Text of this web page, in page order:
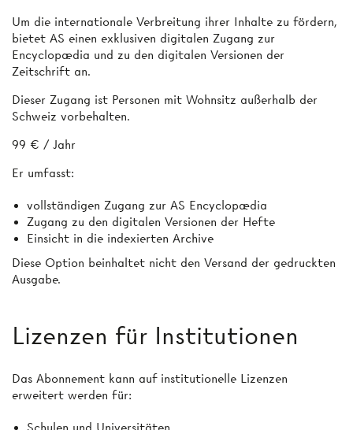
Um die internationale Verbreitung ihrer Inhalte zu fördern,
bietet AS einen exklusiven digitalen Zugang zur
Encyclopædia und zu den digitalen Versionen der
Zeitschrift an.
Dieser Zugang ist Personen mit Wohnsitz außerhalb der
Schweiz vorbehalten.
99 € / Jahr
Er umfasst:
vollständigen Zugang zur AS Encyclopædia
Zugang zu den digitalen Versionen der Hefte
Einsicht in die indexierten Archive
Diese Option beinhaltet nicht den Versand der gedruckten
Ausgabe.
Lizenzen für Institutionen
Das Abonnement kann auf institutionelle Lizenzen
erweitert werden für: